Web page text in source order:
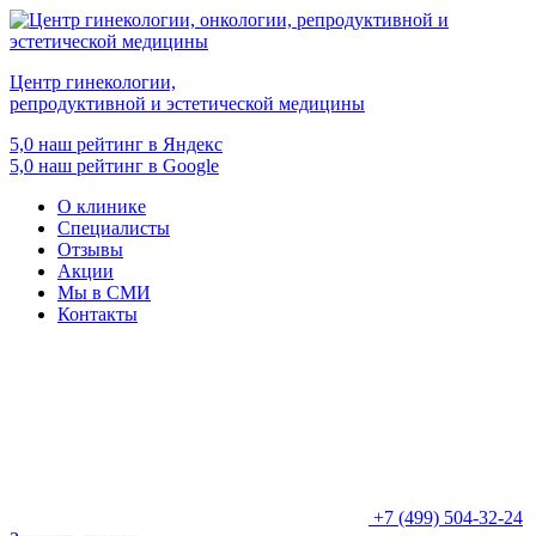
Центр гинекологии,
репродуктивной и эстетической медицины
5,0 наш рейтинг в Яндекс
5,0 наш рейтинг в Google
О клинике
Специалисты
Отзывы
Акции
Мы в СМИ
Контакты
+7 (499) 504-32-24